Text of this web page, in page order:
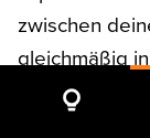
zwischen
gleichmäßig